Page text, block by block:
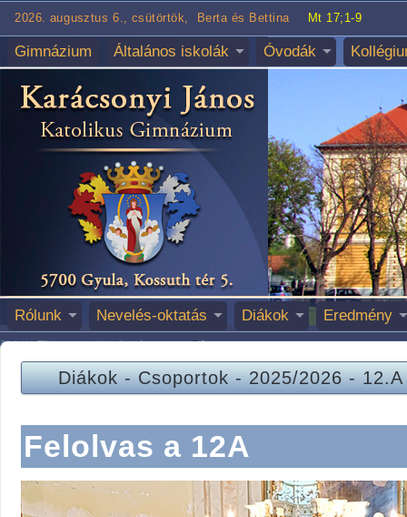
2026. augusztus 6., csütörtök, Berta és Bettina Mt 17;1-9
Gimnázium Általános iskolák Óvodák
Rólunk Nevelés-oktatás Diákok Eredmény
Diákok-Csoportok-2025/2026-12.A
Felolvas a 12A